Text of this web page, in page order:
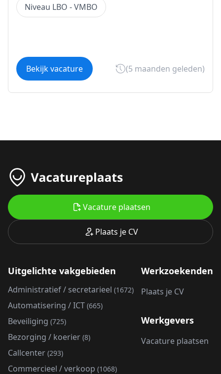
Niveau LBO - VMBO
Bekijk vacature (5 maanden geleden)
Plaats je CV
Vacature plaatsen
Uitgelichte vakgebieden
Administratief / secretarieel (1672)
Automatisering / ICT (665)
Beveiliging (725)
Bezorging / koerier (8)
Callcenter (293)
Commercieel / verkoop (1068)
Werkzoekenden
Plaats je CV
Werkgevers
Vacature plaatsen